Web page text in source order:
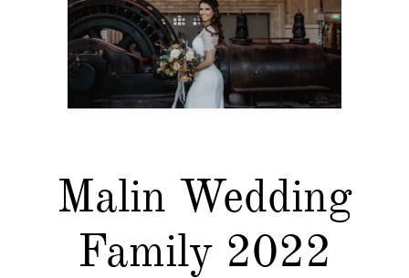
Malin Wedding
Family 2022